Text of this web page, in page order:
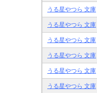
うる星やつら 文庫
うる星やつら 文庫
うる星やつら 文庫
うる星やつら 文庫
うる星やつら 文庫
うる星やつら 文庫